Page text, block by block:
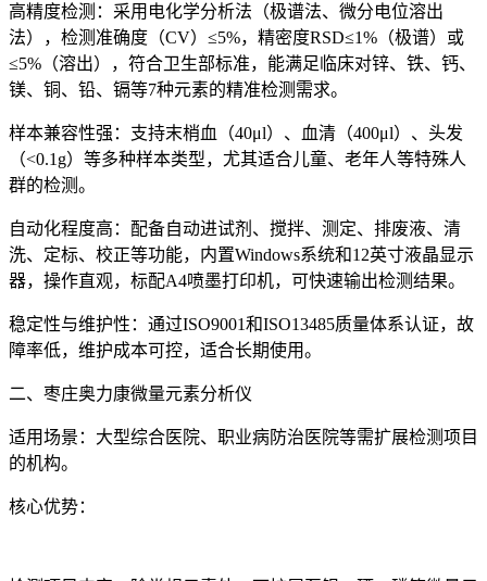
高精度检测：采用电化学分析法（极谱法、微分电位溶出
法），检测准确度（CV）≤5%，精密度RSD≤1%（极谱）或
≤5%（溶出），符合卫生部标准，能满足临床对锌、铁、钙、
镁、铜、铅、镉等7种元素的精准检测需求。
样本兼容性强：支持末梢血（40μl）、血清（400μl）、头发
（<0.1g）等多种样本类型，尤其适合儿童、老年人等特殊人
群的检测。
自动化程度高：配备自动进试剂、搅拌、测定、排废液、清
洗、定标、校正等功能，内置Windows系统和12英寸液晶显示
器，操作直观，标配A4喷墨打印机，可快速输出检测结果。
稳定性与维护性：通过ISO9001和ISO13485质量体系认证，故
障率低，维护成本可控，适合长期使用。
二、枣庄奥力康微量元素分析仪
适用场景：大型综合医院、职业病防治医院等需扩展检测项目
的机构。
核心优势：